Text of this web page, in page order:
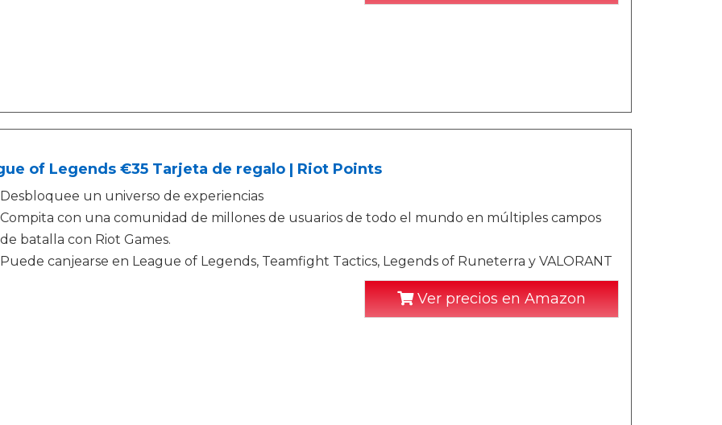
of Legends €35 Tarjeta de regalo | Riot Points
Desbloquee un universo de experiencias
Compita con una comunidad de millones de usuarios de todo el mundo en múltiples campos
de batalla con Riot Games.
Puede canjearse en League of Legends, Teamfight Tactics, Legends of Runeterra y VALORANT
Ver precios en Amazon